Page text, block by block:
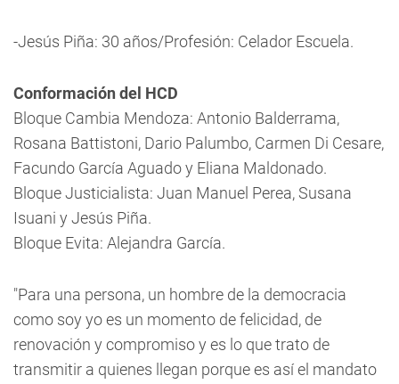
-Jesús Piña: 30 años/Profesión: Celador Escuela.
Conformación del HCD
Bloque Cambia Mendoza: Antonio Balderrama,
Rosana Battistoni, Dario Palumbo, Carmen Di Cesare,
Facundo García Aguado y Eliana Maldonado.
Bloque Justicialista: Juan Manuel Perea, Susana
Isuani y Jesús Piña.
Bloque Evita: Alejandra García.
"Para una persona, un hombre de la democracia
como soy yo es un momento de felicidad, de
renovación y compromiso y es lo que trato de
transmitir a quienes llegan porque es así el mandato